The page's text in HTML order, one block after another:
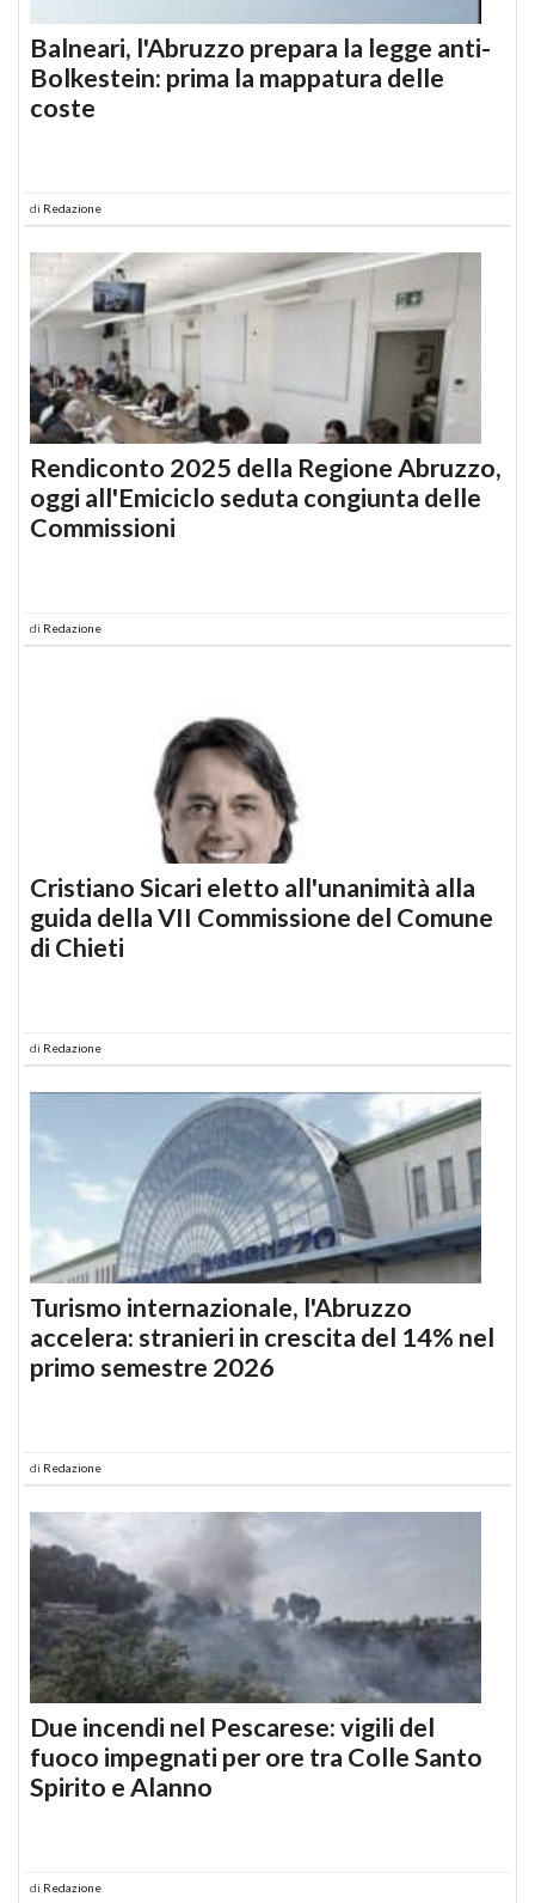
Balneari, l'Abruzzo prepara la legge anti-
Bolkestein: prima la mappatura delle
coste
di Redazione
Rendiconto 2025 della Regione Abruzzo,
oggi all'Emiciclo seduta congiunta delle
Commissioni
di Redazione
Cristiano Sicari eletto all'unanimità alla
guida della VII Commissione del Comune
di Chieti
di Redazione
Turismo internazionale, l'Abruzzo
accelera: stranieri in crescita del 14% nel
primo semestre 2026
di Redazione
Due incendi nel Pescarese: vigili del
fuoco impegnati per ore tra Colle Santo
Spirito e Alanno
di Redazione